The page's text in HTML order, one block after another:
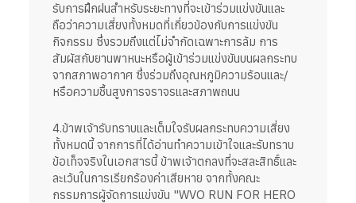
รับการฝึกฝนสำหรับระยะทางที่จะเข้าร่วมแข่งขันและ
ถือว่าความเสี่ยงทั้งหมดที่เกี่ยวข้องกับการแข่งขัน
กิจกรรม ซึ่งรวมถึงแต่ไม่จำกัดเฉพาะการล้ม การ
สัมผัสกับยานพาหนะหรือผู้เข้าร่วมแข่งขันบนผลกระทบ
จากสภาพอากาศ ซึ่งร่วมถึงอุณหภูมิความร้อนและ/
หรือความชื้นสูงการจราจรและสภาพถนน
4.ข้าพเจ้ารับทราบและเต็มใจรับผลกระทบความเสี่ยง
ทั้งหมดนี้ จากการที่ได้อ่านทำความเข้าใจและรับทราบ
ข้อเท็จจริงในเอกสารนี้ ข้าพเจ้าตกลงที่จะสละสิทธิ์และ
ละเว้นในการเรียกร้องค่าเสียหาย จากทั้งคณะ
กรรมการผู้จัดการแข่งขัน "WVO RUN FOR HERO